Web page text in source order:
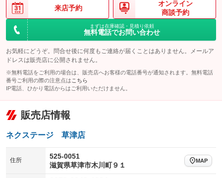
来店予約
オンライン
商談予約
まずは在庫確認・見積り依頼
無料電話でお問い合わせ
お気軽にどうぞ。問合せ後に何度もご連絡が届くことはありません。メールア
ドレスは販売店に公開されません。
※無料電話をご利用の場合は、販売店へお客様の電話番号が通知されます。無料電話
番号ご利用の際の注意点は こちら
IP電話、ひかり電話からはご利用いただけません。
販売店情報
ネクステージ 草津店
住所
525-0051
滋賀県草津市木川町９１
MAP